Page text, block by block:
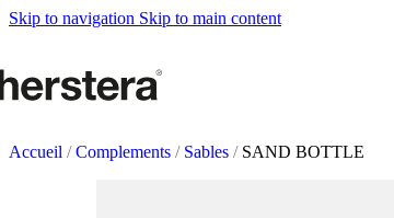
Skip to navigation Skip to main content
Accesoires
Accueil / Complements / Sables / SAND BOTTLE